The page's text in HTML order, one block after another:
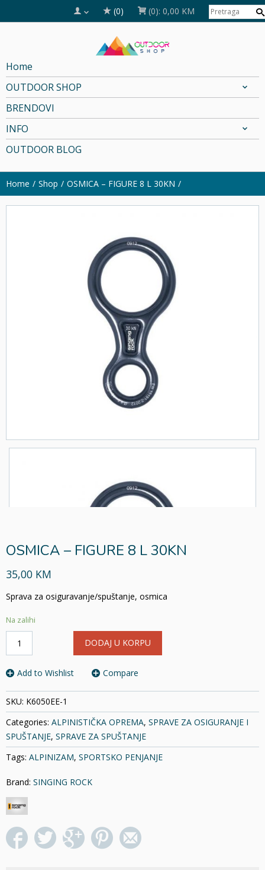
(0) (0): 0,00 KM
Home
OUTDOOR SHOP
BRENDOVI
INFO
OUTDOOR BLOG
Home Shop OSMICA – FIGURE 8 L 30KN
OSMICA – FIGURE 8 L 30KN
35,00 KM
Sprava za osiguravanje/spuštanje, osmica
Na zalihi
8
30KN
količina
DODAJ U KORPU
Add to Wishlist Compare
SKU: K6050EE-1
Categories: ALPINISTIČKA OPREMA, SPRAVE ZA OSIGURANJE I
SPUŠTANJE, SPRAVE ZA SPUŠTANJE
Tags: ALPINIZAM, SPORTSKO PENJANJE
Brand: SINGING ROCK